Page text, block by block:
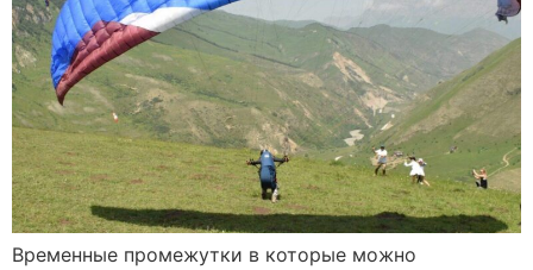
Временные промежутки в которые можно